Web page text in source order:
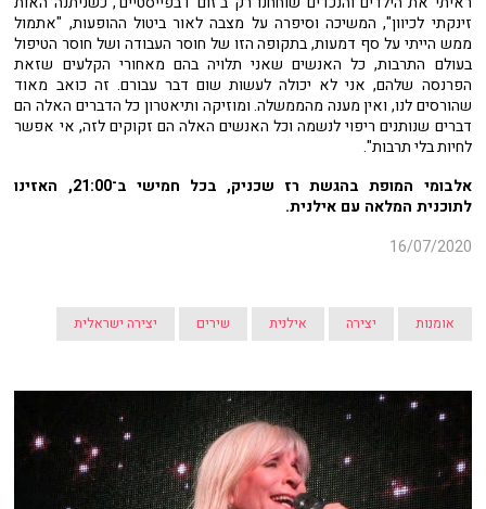
זינקתי לכיוון", המשיכה וסיפרה על מצבה לאור ביטול ההופעות, "אתמול
ממש הייתי על סף דמעות, בתקופה הזו של חוסר העבודה ושל חוסר הטיפול
בעולם התרבות, כל האנשים שאני תלויה בהם מאחורי הקלעים שזאת
הפרנסה שלהם, אני לא יכולה לעשות שום דבר עבורם. זה כואב מאוד
שהורסים לנו, ואין מענה מהממשלה. ומוזיקה ותיאטרון כל הדברים האלה הם
דברים שנותנים ריפוי לנשמה וכל האנשים האלה הם זקוקים לזה, אי אפשר
לחיות בלי תרבות".
אלבומי המופת בהגשת רז שכניק, בכל חמישי ב־21:00, האזינו
לתוכנית המלאה עם אילנית.
16/07/2020
אומנות יצירה אילנית שירים יצירה ישראלית